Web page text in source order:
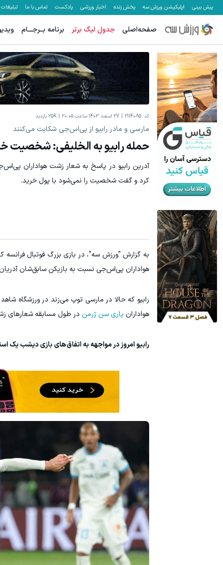
پیش بینی اپلیکیشن ورزش سه پخش زنده اخبار ورزشی پادکست تماس با ما تبلیغات
صفحه‌اصلی جدول لیگ برتر برنامه بــرجـــام
کد: 2114085 27 اسفند 1403 ساعت 20:05 25K بازدید
مارسی و مادر رابیو از پی‌اس‌جی شکایت می‌کنند
حمله رابیو به الخلیفی: شخصیت
آدرین رابیو در پاسخ به شعار زشت هواداران
کرد و گفت شخصیت را نمی‌شود با پول خرید. ‏
به گزارش "ورزش سه"، در بازی بزرگ فوتبال
هواداران پی‌اس‌جی نسبت به بازیکن سابق‌شان ‏آدریان
رابیو که حالا در مارسی توپ می‌زند در ورزشگاه
هواداران پاری سن ژرمن در طول مسابقه شعارهای
رابیو امروز در مواجهه به اتفاق‌های بازی دیشب یک
دیگه انگلیسی صحبت کردن کار سختی نیست !!
کلیک کن!
به بزرگترین
آمپول لاغری اسپارتینا، ا میلیون تومان ارزان‌تر از همه‌جا!
کلیک کن!